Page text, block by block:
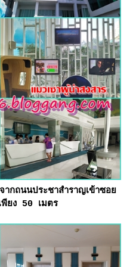
กถนนประชาสำราญเข้าซอ
ยง 50 เมตร